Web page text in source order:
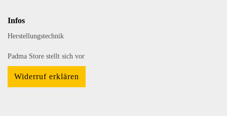
Infos
Herstellungstechnik
Padma Store stellt sich vor
Widerruf erklären